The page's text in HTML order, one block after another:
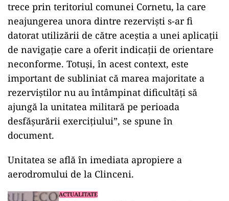
trece prin teritoriul comunei Cornetu, la care
neajungerea unora dintre rezerviști s-ar fi
datorat utilizării de către aceștia a unei aplicații
de navigație care a oferit indicații de orientare
neconforme. Totuși, în acest context, este
important de subliniat că marea majoritate a
rezerviștilor nu au întâmpinat dificultăți să
ajungă la unitatea militară pe perioada
desfășurării exercițiului”, se spune în
document.
Unitatea se află în imediata apropiere a
aerodromului de la Clinceni.
ACTUALITATE